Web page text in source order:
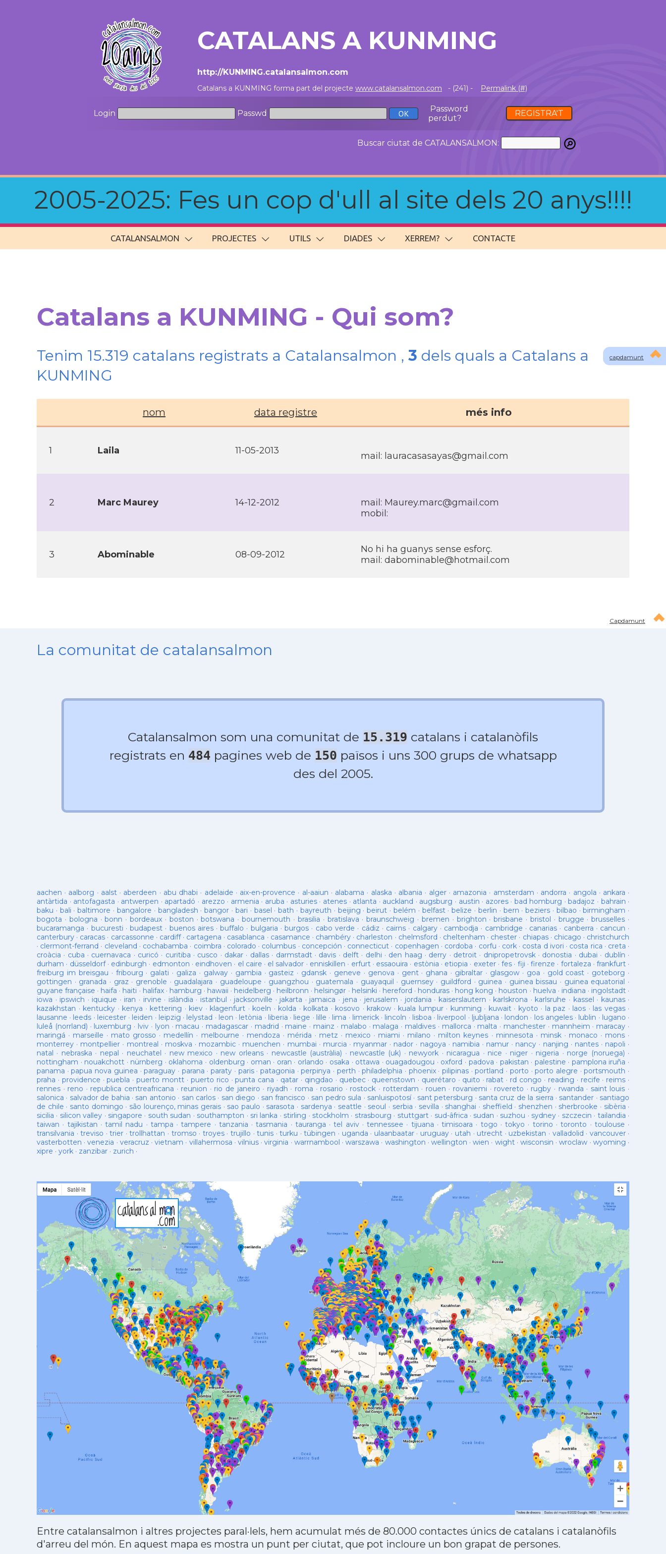
CATALANS A KUNMING
http://KUNMING.catalansalmon.com
Catalans a KUNMING forma part del projecte www.catalansalmon.com - (241) - Permalink (#)
Login Passwd
Password
perdut?
REGISTRA'T
Buscar ciutat de CATALANSALMON:
2005-2025: Fes un cop d'ull al site dels 20 anys!!!!
CATALANSALMON PROJECTES UTILS DIADES XERREM? CONTACTE
capdamunt
Catalans a KUNMING - Qui som?
Tenim 15.319 catalans registrats a Catalansalmon , 3 dels quals a Catalans a
KUNMING
nom data registre més info
1 Laila 11-05-2013 mail: lauracasasayas@gmail.com
2 Marc Maurey 14-12-2012
mail: Maurey.marc@gmail.com
mobil:
3 Abominable 08-09-2012
No hi ha guanys sense esforç.
mail: dabominable@hotmail.com
Capdamunt
La comunitat de catalansalmon
Catalansalmon som una comunitat de 15.319 catalans i catalanòfils
registrats en 484 pagines web de 150 països i uns 300 grups de whatsapp
des del 2005.
aachen · aalborg · aalst· aberdeen · abu dhabi · adelaide · aix-en-provence · al-aaiun · alabama · alaska · albania · alger· amazonia · amsterdam · andorra · angola · ankara ·
antàrtida · antofagasta · antwerpen · apartadó · arezzo · armenia · aruba · asturies· atenes · atlanta · auckland · augsburg · austin · azores· bad homburg ·badajoz · bahrain ·
baku · bali ·baltimore · bangalore · bangladesh ·bangor · bari · basel ·bath · bayreuth · beijing ·beirut · belém · belfast·belize · berlin · bern ·beziers · bilbao ·birmingham ·
bogota · bologna ·bonn ·bordeaux · boston ·botswana ·bournemouth · brasilia · bratislava ·braunschweig · bremen · brighton ·brisbane · bristol · brugge ·brusselles ·
bucaramanga · bucuresti · budapest · buenos aires·buffalo · bulgaria ·burgos · cabo verde · cádiz · cairns · calgary· cambodja · cambridge · canarias · canberra · cancun ·
canterbury · caracas · carcassonne · cardiff· cartagena · casablanca · casamance · chambéry · charleston · chelmsford · cheltenham · chester · chiapas· chicago · christchurch
· clermont-ferrand · cleveland · cochabamba · coimbra · colorado · columbus · concepción · connecticut · copenhagen · cordoba · corfu · cork · costa d ivori · costa rica · creta ·
croàcia · cuba · cuernavaca · curicó · curitiba · cusco · dakar · dallas· darmstadt· davis · delft· delhi · den haag · derry · detroit· dnipropetrovsk· donostia · dubai · dublín ·
durham · düsseldorf· edinburgh · edmonton · eindhoven · el caire · el salvador · enniskillen · erfurt· essaouira · estònia · etiopia · exeter· fes · fiji · firenze · fortaleza · frankfurt ·
freiburg im breisgau · fribourg · galati · galiza · galway· gambia · gasteiz · gdansk · geneve · genova · gent· ghana · gibraltar · glasgow· goa · gold coast · goteborg ·
gottingen · granada · graz · grenoble · guadalajara · guadeloupe · guangzhou · guatemala · guayaquil · guernsey· guildford · guinea · guinea bissau · guinea equatorial ·
guyane française · haifa · haiti · halifax· hamburg · hawaii · heidelberg · heilbronn · helsingør · helsinki · hereford · honduras· hong kong · houston · huelva · indiana · ingolstadt·
iowa · ipswich · iquique · iran · irvine · islàndia · istanbul · jacksonville · jakarta · jamaica · jena · jerusalem · jordania · kaiserslautern · karlskrona · karlsruhe · kassel · kaunas·
kazakhstan · kentucky · kenya · kettering · kiev · klagenfurt · koeln · kolda · kolkata · kosovo · krakow · kuala lumpur· kunming · kuwait· kyoto · la paz · laos · las vegas·
lausanne · leeds · leicester· leiden · leipzig · lelystad · leon · letònia · liberia · liege · lille · lima · limerick· lincoln · lisboa · liverpool · ljubljana · london · los angeles· lublin · lugano ·
luleå (norrland) · luxemburg · lviv · lyon · macau · madagascar · madrid · maine · mainz · malabo · malaga · maldives · mallorca · malta · manchester · mannheim · maracay ·
maringá · marseille · mato grosso · medellín · melbourne · mendoza · mérida · metz · mexico · miami · milano · milton keynes · minnesota · minsk· monaco · mons ·
monterrey · montpellier · montreal · moskva · mozambic · muenchen · mumbai · murcia · myanmar · nador · nagoya · namibia · namur · nancy · nanjing · nantes· napoli ·
natal · nebraska · nepal · neuchatel · new mexico · new orleans· newcastle (austràlia) · newcastle (uk) · newyork · nicaragua · nice · niger · nigeria · norge (noruega) ·
nottingham · nouakchott · nürnberg · oklahoma · oldenburg · oman · oran · orlando · osaka · ottawa · ouagadougou · oxford · padova · pakistan · palestine · pamplona iruña ·
panama ·papua nova guinea ·paraguay · parana ·paraty · paris· patagonia ·perpinya · perth ·philadelphia · phoenix·pilipinas ·portland · porto ·porto alegre ·portsmouth ·
praha · providence ·puebla ·puerto montt · puerto rico ·punta cana · qatar · qingdao · quebec· queenstown · querétaro · quito · rabat · rd congo · reading · recife · reims ·
rennes · reno · republica centreafricana · reunion · rio de janeiro · riyadh · roma · rosario · rostock · rotterdam · rouen · rovaniemi · rovereto · rugby · rwanda · saint louis ·
salonica · salvador de bahia · san antonio · san carlos · san diego · san francisco · san pedro sula · sanluispotosí· sant petersburg · santa cruz de la sierra · santander · santiago
de chile · santo domingo · são lourenço, minas gerais· sao paulo · sarasota · sardenya · seattle · seoul · serbia · sevilla · shanghai · sheffield · shenzhen · sherbrooke · sibèria ·
sicilia · silicon valley · singapore · south sudan · southampton · sri lanka · stirling · stockholm · strasbourg · stuttgart· sud-âfrica · sudan · suzhou · sydney · szczecin · tailandia ·
taiwan · tajikistan ·tamil nadu · tampa ·tampere · tanzania ·tasmania · tauranga ·tel aviv·tennessee · tijuana ·timisoara · togo ·tokyo · torino ·toronto · toulouse ·
transilvania ·treviso ·trier ·trollhattan · tromso · troyes· trujillo ·tunis ·turku ·tübingen · uganda · ulaanbaatar· uruguay· utah · utrecht · uzbekistan · valladolid · vancouver·
vasterbotten ·venezia · veracruz ·vietnam · villahermosa · vilnius·virginia · warrnambool ·warszawa · washington · wellington ·wien · wight·wisconsin ·wroclaw · wyoming ·
xipre · york · zanzibar · zurich ·
Entre catalansalmon i altres projectes paral·lels, hem acumulat més de 80.000 contactes únics de catalans i catalanòfils
d'arreu del món. En aquest mapa es mostra un punt per ciutat, que pot incloure un bon grapat de persones.